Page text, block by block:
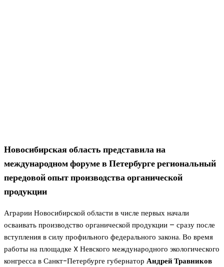
Новосибирская область представила на
международном форуме в Петербурге региональный
передовой опыт производства органической
продукции
Аграрии Новосибирской области в числе первых начали
осваивать производство органической продукции – сразу после
вступления в силу профильного федерального закона. Во время
работы на площадке X Невского международного экологического
конгресса в Санкт-Петербурге губернатор Андрей Травников